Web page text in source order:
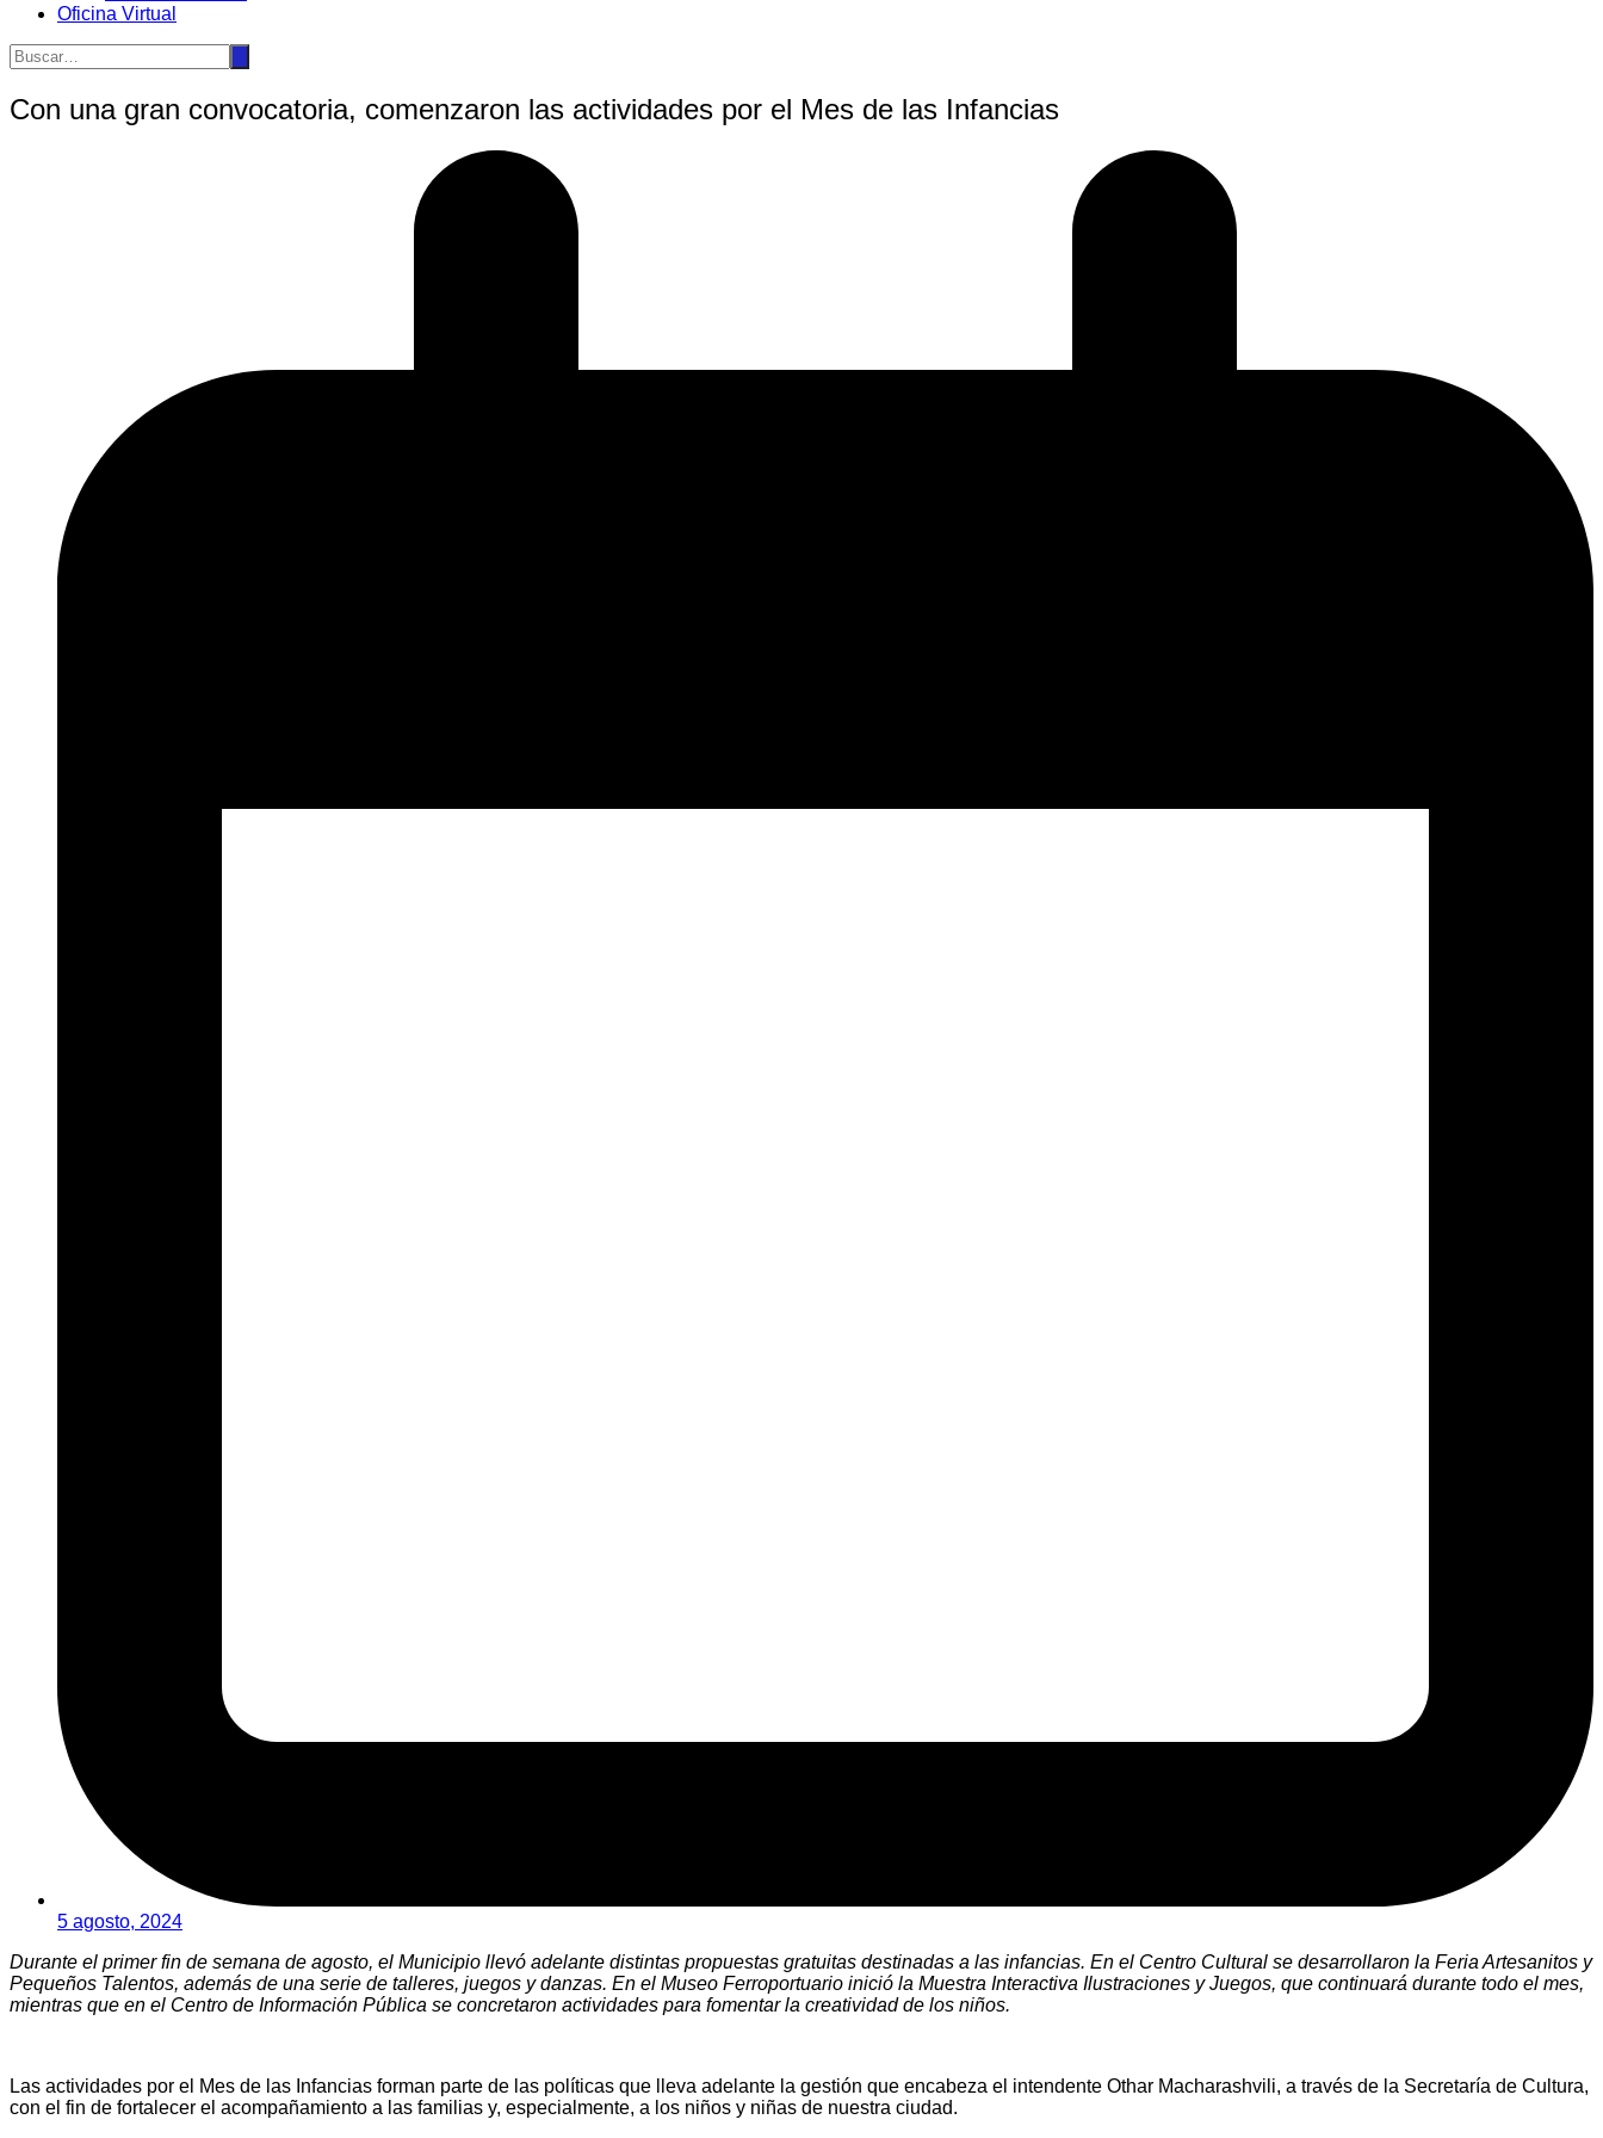
Oficina Virtual
Con una gran convocatoria, comenzaron las actividades por el Mes de las Infancias
5 agosto, 2024
Durante el primer fin de semana de agosto, el Municipio llevó adelante distintas propuestas gratuitas destinadas a las infancias. En el Centro Cultural se desarrollaron la Feria Artesanitos y
Pequeños Talentos, además de una serie de talleres, juegos y danzas. En el Museo Ferroportuario inició la Muestra Interactiva Ilustraciones y Juegos, que continuará durante todo el mes,
mientras que en el Centro de Información Pública se concretaron actividades para fomentar la creatividad de los niños.
Las actividades por el Mes de las Infancias forman parte de las políticas que lleva adelante la gestión que encabeza el intendente Othar Macharashvili, a través de la Secretaría de Cultura,
con el fin de fortalecer el acompañamiento a las familias y, especialmente, a los niños y niñas de nuestra ciudad.